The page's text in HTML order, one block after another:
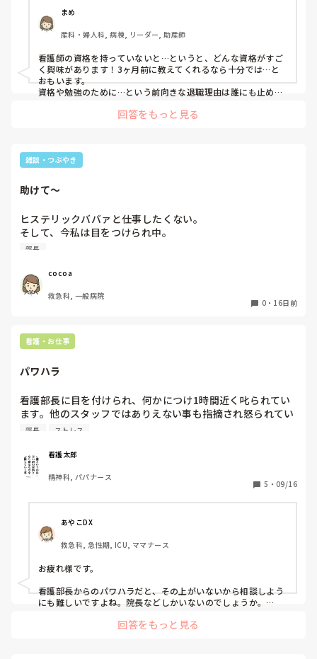
②合格発表が終わったら師長へ報告
③看護部長へ報告
④スタッフ全員へ報告　です。
きっと人員不足なので、私のような新人でも「〇〇を受験す
る予定なので退職したいです」と伝えても引き止められると
思います😭
3ヶ月前に報告する予定です。
まめ
産科・婦人科, 病棟, リーダー, 助産師
看護師の資格を持っていないと…というと、どんな資格がすご
く興味があります！3ヶ月前に教えてくれるなら十分では…と
おもいます。
資格や勉強のために…という前向きな退職理由は誰にも止める
どの規定があるか確認すると気が楽になるかも。どこも人手不
回答をもっと見る
雑談・つぶやき
助けて〜
ヒステリックババァと仕事したくない。
そして、今私は目をつけられ中。
私は悪くないのに、被害妄想。
部長さんどうにかしてくれ〜。
私は心が病みそうだ。
だって、ここ2ヶ月次々と悪いことが起こるんだもん。
部長
cocoa
救急科, 一般病院
0・ 16日前
看護・お仕事
パワハラ
看護部長に目を付けられ、何かにつけ1時間近く叱られてい
ます。他のスタッフではありえない事も指摘され怒られてい
ます。毎回過去の事も持ち出され、人前であろうがお構いな
として働きたいのに、別の事に気を使い、何も集中出来ませ
ん…。このままでは身体がもちません。今すぐ変わりたくて
も無理な現状が…仕事ってこんなに辛いものなのでしょう
か…
部長 ストレス
看護太郎
精神科, パパナース
5 ・ 09/16
あやこDX
救急科, 急性期, ICU, ママナース
お疲れ様です。
看護部長からのパワハラだと、その上がいないから相談しよう
にも難しいですよね。院長などしかいないのでしょうか。
ハラスメント委員会や院内の臨床心理士さんはいませんか。
回答をもっと見る